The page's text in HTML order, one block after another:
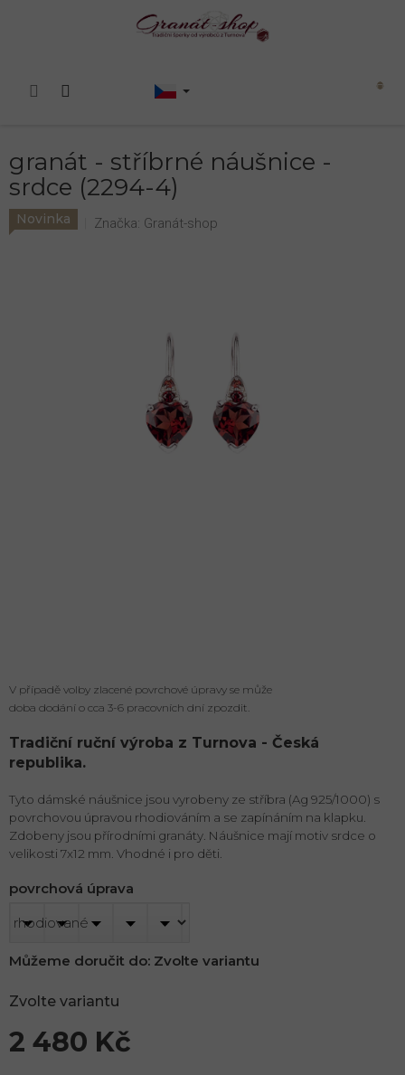
Nákupní
granát - stříbrné náušnice -
srdce (2294-4)
Novinka Značka: Granát-shop
2 480 Kč
Zvolte variantu
povrchová úprava
Můžeme doručit do: Zvolte variantu
V případě volby zlacené povrchové úpravy se může
doba dodání o cca 3-6 pracovních dní zpozdit.
Tradiční ruční výroba z Turnova - Česká
republika.
Tyto dámské náušnice jsou vyrobeny ze stříbra (Ag 925/1000) s
povrchovou úpravou rhodiováním a se zapínáním na klapku.
Zdobeny jsou přírodními granáty. Náušnice mají motiv srdce o
velikosti 7x12 mm. Vhodné i pro děti.